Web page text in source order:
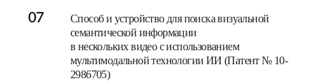
07
Способ и устройство для поиска визуальной
семантической информации
в нескольких видео с использованием
мультимодальной технологии ИИ (Патент № 10-
2986705)